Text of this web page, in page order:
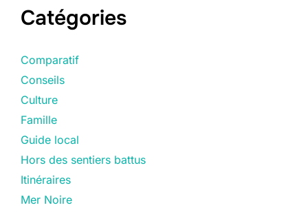
Catégories
Comparatif
Conseils
Culture
Famille
Guide local
Hors des sentiers battus
Itinéraires
Mer Noire